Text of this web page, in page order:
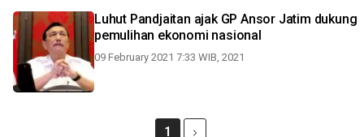
Luhut Pandjaitan ajak GP Ansor Jatim dukung
pemulihan ekonomi nasional
09 February 2021 7:33 WIB, 2021
1